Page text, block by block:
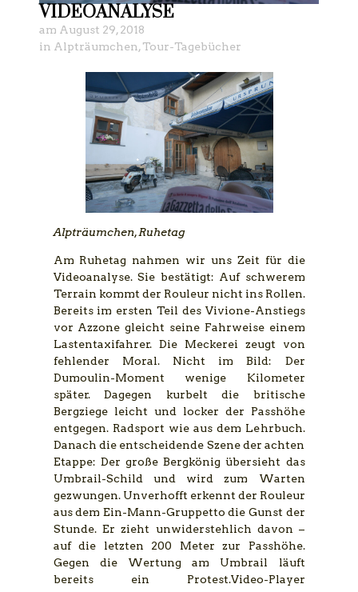
VIDEOANALYSE
am August 29, 2018
in Alpträumchen,Tour-Tagebücher
Alpträumchen,Ruhetag
Am Ruhetag nahmen wir uns Zeit für die
Videoanalyse. Sie bestätigt: Auf schwerem
Terrain kommt der Rouleur nicht ins Rollen.
Bereits im ersten Teil des Vivione-Anstiegs
vor Azzone gleicht seine Fahrweise einem
Lastentaxifahrer. Die Meckerei zeugt von
fehlender Moral. Nicht im Bild: Der
Dumoulin-Moment wenige Kilometer
später. Dagegen kurbelt die britische
Bergziege leicht und locker der Passhöhe
entgegen. Radsport wie aus dem Lehrbuch.
Danach die entscheidende Szene der achten
Etappe: Der große Bergkönig übersieht das
Umbrail-Schild und wird zum Warten
gezwungen. Unverhofft erkennt der Rouleur
aus dem Ein-Mann-Gruppetto die Gunst der
Stunde. Er zieht unwiderstehlich davon –
auf die letzten 200 Meter zur Passhöhe.
Gegen die Wertung am Umbrail läuft
bereits ein Protest.Video-Player